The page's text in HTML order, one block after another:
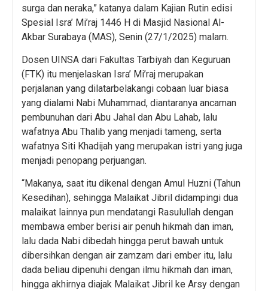
surga dan neraka,” katanya dalam Kajian Rutin edisi
Spesial Isra’ Mi’raj 1446 H di Masjid Nasional Al-
Akbar Surabaya (MAS), Senin (27/1/2025) malam.
Dosen UINSA dari Fakultas Tarbiyah dan Keguruan
(FTK) itu menjelaskan Isra’ Mi’raj merupakan
perjalanan yang dilatarbelakangi cobaan luar biasa
yang dialami Nabi Muhammad, diantaranya ancaman
pembunuhan dari Abu Jahal dan Abu Lahab, lalu
wafatnya Abu Thalib yang menjadi tameng, serta
wafatnya Siti Khadijah yang merupakan istri yang juga
menjadi penopang perjuangan.
“Makanya, saat itu dikenal dengan Amul Huzni (Tahun
Kesedihan), sehingga Malaikat Jibril didampingi dua
malaikat lainnya pun mendatangi Rasulullah dengan
membawa ember berisi air penuh hikmah dan iman,
lalu dada Nabi dibedah hingga perut bawah untuk
dibersihkan dengan air zamzam dari ember itu, lalu
dada beliau dipenuhi dengan ilmu hikmah dan iman,
hingga akhirnya diajak Malaikat Jibril ke Arsy dengan